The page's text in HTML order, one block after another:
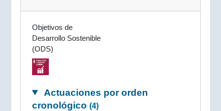
Objetivos de
Desarrollo Sostenible
(ODS)
Actuaciones por orden
cronológico (4)